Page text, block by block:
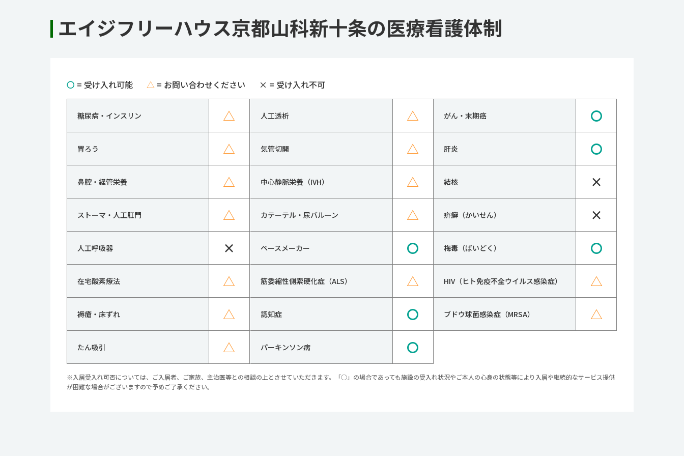
エイジフリーハウス京都山科新十条の医療看護体制
〇 = 受け入れ可能 △= お問い合わせください × = 受け入れ不可
糖尿病・インスリン △
胃ろう △
鼻腔・経管栄養 △
ストーマ・人工肛門 △
人工呼吸器 ×
在宅酸素療法 △
褥瘡・床ずれ △
たん吸引 △
人工透析 △
気管切開 △
中心静脈栄養（IVH） △
カテーテル・尿バルーン △
ペースメーカー 〇
筋委縮性側索硬化症（ALS） △
認知症 〇
パーキンソン病 〇
がん・末期癌 〇
肝炎 〇
結核 ×
疥癬（かいせん） ×
梅毒（ばいどく） 〇
HIV（ヒト免疫不全ウイルス感染症） △
ブドウ球菌感染症（MRSA） △
※入居受入れ可否については、ご入居者、ご家族、主治医等との相談の上とさせていただきます。「○」の場合であっても施設の受入れ状況やご本人の心身の状態等により入居や継続的なサービス提供
が困難な場合がございますので予めご了承ください。